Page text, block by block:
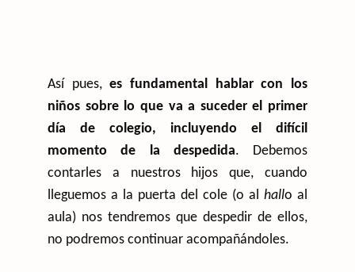
Así pues,es fundamental hablar con los
niños sobre lo que va a suceder el primer
día de colegio, incluyendo el difícil
momento de la despedida. Debemos
contarles a nuestros hijos que, cuando
lleguemos a la puerta del cole (o al hallo al
aula) nos tendremos que despedir de ellos,
no podremos continuar acompañándoles.